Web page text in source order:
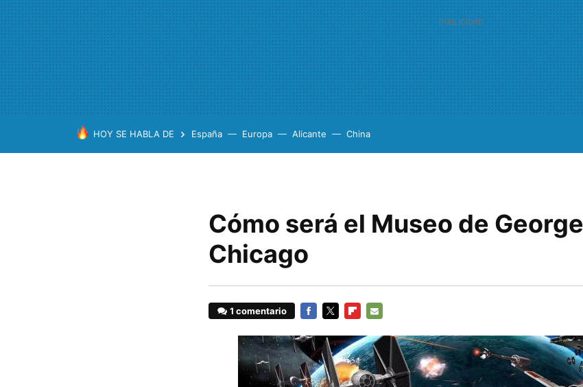
HOY SE HABLA DE España Europa Alicante China
Cómo será el Museo de
Chicago
1 comentario
MAIL